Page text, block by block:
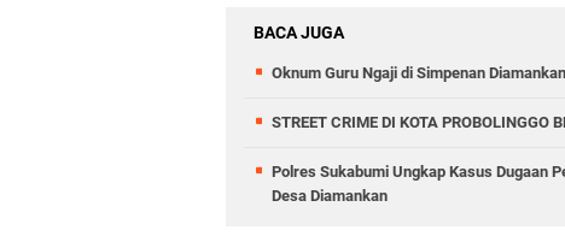
BACA JUGA
Oknum Guru Ngaji di Simpenan
STREET CRIME DI KOTA PROBOLINGGO
Polres Sukabumi Ungkap Kasus Dugaan
Desa Diamankan